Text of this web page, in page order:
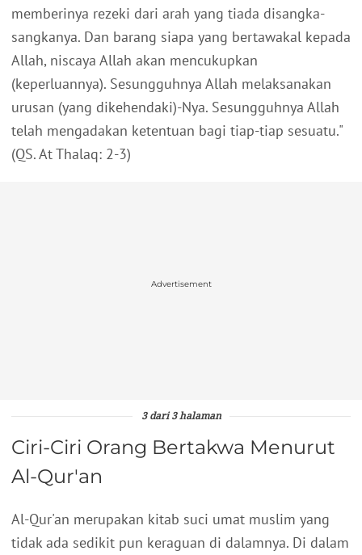
memberinya rezeki dari arah yang tiada disangka-
sangkanya. Dan barang siapa yang bertawakal kepada
Allah, niscaya Allah akan mencukupkan
(keperluannya). Sesungguhnya Allah melaksanakan
urusan (yang dikehendaki)-Nya. Sesungguhnya Allah
telah mengadakan ketentuan bagi tiap-tiap sesuatu."
(QS. At Thalaq: 2-3)
Advertisement
3 dari 3 halaman
Ciri-Ciri Orang Bertakwa Menurut
Al-Qur'an
Al-Qur'an merupakan kitab suci umat muslim yang
tidak ada sedikit pun keraguan di dalamnya. Di dalam